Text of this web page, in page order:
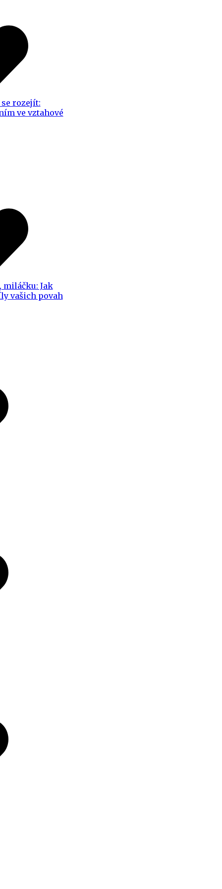
se rozejít:
ve vztahové
miláčku: Jak
vašich povah